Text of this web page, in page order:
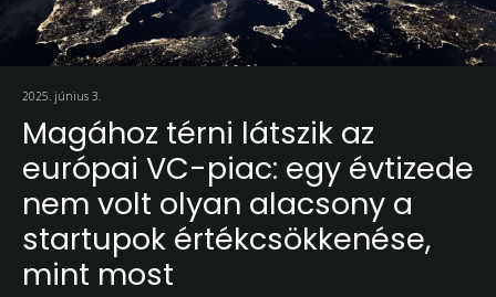
2025. június 3.
Magához térni látszik az
európai VC-piac: egy évtizede
nem volt olyan alacsony a
startupok értékcsökkenése,
mint most